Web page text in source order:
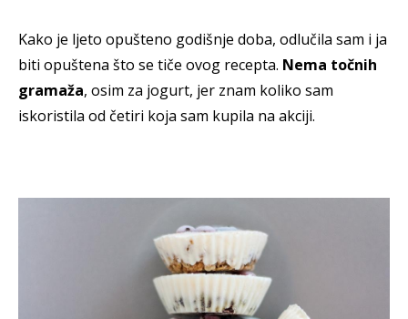
Kako je ljeto opušteno godišnje doba, odlučila sam i ja
biti opuštena što se tiče ovog recepta. Nema točnih
gramaža, osim za jogurt, jer znam koliko sam
iskoristila od četiri koja sam kupila na akciji.